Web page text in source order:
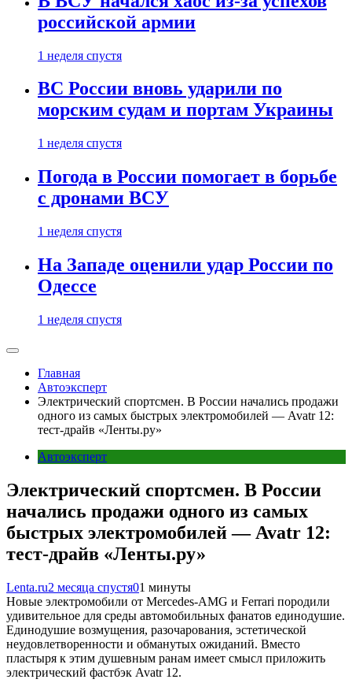
российской армии
1 неделя спустя
ВС России вновь ударили по
морским судам и портам Украины
1 неделя спустя
Погода в России помогает в борьбе
с дронами ВСУ
1 неделя спустя
На Западе оценили удар России по
Одессе
1 неделя спустя
Главная
Автоэксперт
Электрический спортсмен. В России начались продажи
одного из самых быстрых электромобилей — Avatr 12:
тест-драйв «Ленты.ру»
Автоэксперт
Электрический спортсмен. В России
начались продажи одного из самых
быстрых электромобилей — Avatr 12:
тест-драйв «Ленты.ру»
Lenta.ru2 месяца спустя01 минуты
Новые электромобили от Mercedes-AMG и Ferrari породили
удивительное для среды автомобильных фанатов единодушие.
Единодушие возмущения, разочарования, эстетической
неудовлетворенности и обманутых ожиданий. Вместо
пластыря к этим душевным ранам имеет смысл приложить
электрический фастбэк Avatr 12.